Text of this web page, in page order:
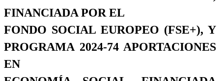
FINANCIADA POR EL
FONDO SOCIAL EUROPEO (FSE+), Y
PROGRAMA 2024-74 APORTACIONES
EN